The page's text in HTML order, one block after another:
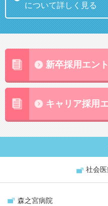
について詳しく見る
新卒採用エン
キャリア採用
社会
森之宮病院